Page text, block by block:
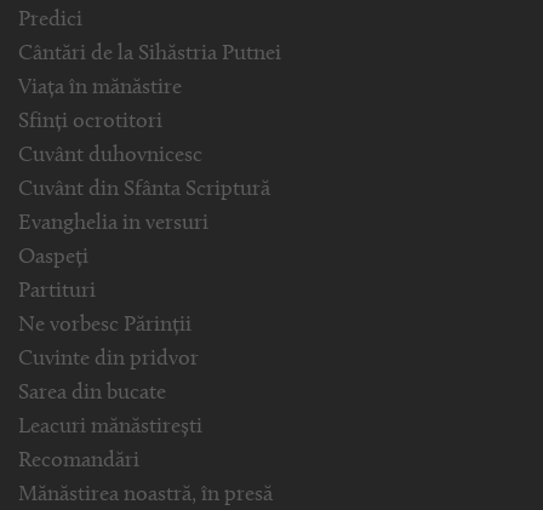
Predici
Cântări de la Sihăstria Putnei
Viața în mănăstire
Sfinți ocrotitori
Cuvânt duhovnicesc
Cuvânt din Sfânta Scriptură
Evanghelia in versuri
Oaspeți
Partituri
Ne vorbesc Părinții
Cuvinte din pridvor
Sarea din bucate
Leacuri mănăstirești
Recomandări
Mănăstirea noastră, în presă